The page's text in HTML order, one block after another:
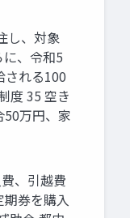
し、対象
、令和5
される100
度 35 空き
万円、家
、引越費
券を購入